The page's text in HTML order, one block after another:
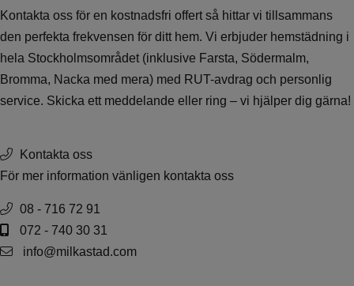
Kontakta oss för en kostnadsfri offert så hittar vi tillsammans
den perfekta frekvensen för ditt hem. Vi erbjuder hemstädning i
hela Stockholmsområdet (inklusive Farsta, Södermalm,
Bromma, Nacka med mera) med RUT-avdrag och personlig
service. Skicka ett meddelande eller ring – vi hjälper dig gärna!
Kontakta oss
För mer information vänligen kontakta oss
08 - 716 72 91
072 - 740 30 31
info@milkastad.com